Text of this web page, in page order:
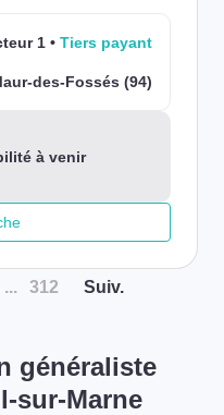
1 Tiers payant
des-Fossés (94)
à venir
... 312 Suiv.
généraliste
sur-Marne